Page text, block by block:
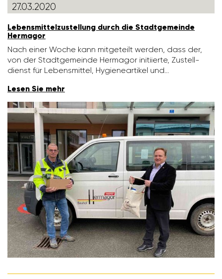
27.03.2020
Lebens­mit­tel­zu­stel­lung durch die Stadt­ge­meinde
Hermagor
Nach einer Woche kann mitge­teilt werden, dass der,
von der Stadt­ge­meinde Hermagor initi­ierte, Zustell­
dienst für Lebens­mittel, Hygie­ne­ar­tikel und…
Lesen Sie mehr